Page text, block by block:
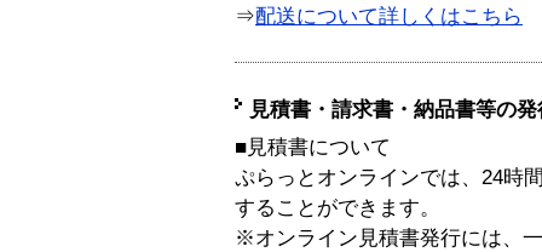
⇒配送について詳しくはこちら
見積書・請求書・納品書等の
■見積書について
ぷらっとオンラインでは、24時
することができます。
※オンライン見積書発行には、